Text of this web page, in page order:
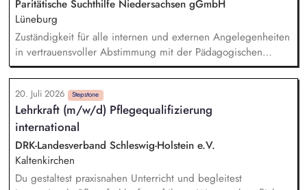
engem Austausch mit den Ausbildungsbetrieben und
unterstützt die Praxisanleitenden (m/w/d) bei der
persönlichen und kulturellen Integration der Auszubildenden
Paritätische Suchthilfe Niedersachsen gGmbH
Lüneburg
Zuständigkeit für alle internen und externen Angelegenheiten
in vertrauensvoller Abstimmung mit der Pädagogischen
Leitung / Abteilungsleitung. Teamleitung auf Basis
kompetenter Führungsmotivation und klarer
Handlungsorientierung, durch Moderation von
Teamsitzungen, Teilnahme an Dienstübergaben, Organisation
und Teilnahme an Supervision. Kontaktpflege zu Netzwerken,
Teilnahme an internen und externen Gremien, enge
Zusammenarbeit mit Kostenträgern sowie Akquisetätigkeit.
Verantwortung für die fachliche und wirtschaftliche Leitung
20. Juli 2026 Stepstone
Lehrkraft (m/w/d) Pflegequalifizierung
international
DRK-Landesverband Schleswig-Holstein e.V.
Kaltenkirchen
Du gestaltest praxisnahen Unterricht und begleitest